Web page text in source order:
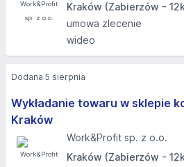
Kraków (Zabierzów -
umowa zlecenie
wideo
Wykładanie towaru w sklepie
Kraków
Work&Profit sp. z o.o.
Kraków (Zabierzów -
Dodana 5 sierpnia